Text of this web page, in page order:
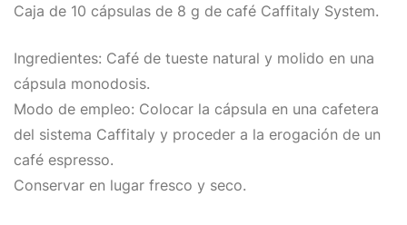
Caja de 10 cápsulas de 8 g de café Caffitaly System.
Ingredientes: Café de tueste natural y molido en una
cápsula monodosis.
Modo de empleo: Colocar la cápsula en una cafetera
del sistema Caffitaly y proceder a la erogación de un
café espresso.
Conservar en lugar fresco y seco.